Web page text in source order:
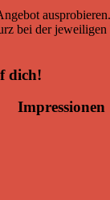
bei der
dich!
Impressionen